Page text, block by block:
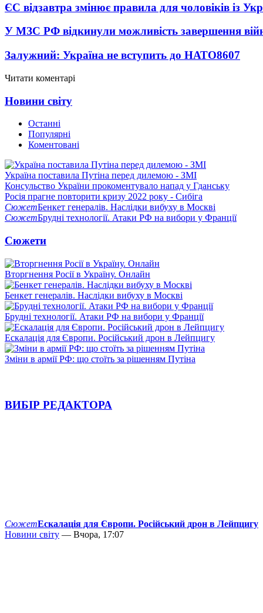
ЄС відзавтра змінює правила для чоловіків із
У МЗС РФ відкинули можливість завершення
Залужний: Україна не вступить до НАТО8607
Читати коментарі
Новини світу
Останні
Популярні
Коментовані
Україна поставила Путіна перед дилемою - ЗМІ
Консульство України прокоментувало напад у Гданську
Росія прагне повторити кризу 2022 року - Сибіга
СюжетБенкет генералів. Наслідки вибуху в Москві
СюжетБрудні технології. Атаки РФ на вибори у Франції
Сюжети
Вторгнення Росії в Україну. Онлайн
Бенкет генералів. Наслідки вибуху в Москві
Брудні технології. Атаки РФ на вибори у Франції
Ескалація для Європи. Російський дрон в Лейпцигу
Зміни в армії РФ: що стоїть за рішенням Путіна
ВИБІР РЕДАКТОРА
СюжетЕскалація для Європи. Російський дрон в Лейпцигу
Новини світу — Вчора, 17:07